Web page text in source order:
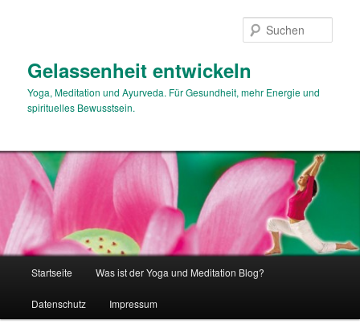
Gelassenheit entwickeln
Yoga, Meditation und Ayurveda. Für Gesundheit, mehr Energie und
spirituelles Bewusstsein.
Startseite Was ist der Yoga und Meditation Blog?
Datenschutz Impressum